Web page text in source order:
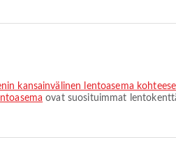
kansainvälinen lentoasema
ovat suosituimmat